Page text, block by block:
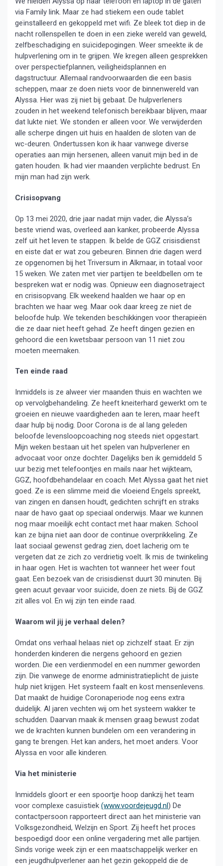
via Family link. Maar ze had stiekem een oude tablet
geïnstalleerd en gekoppeld met wifi. Ze bleek tot diep in de
nacht rollenspellen te doen in een zieke wereld van geweld,
zelfbeschadiging en suïcidepogingen. Weer smeekte ik de
hulpverlening om in te grijpen. We kregen alleen gesprekken
over perspectiefplannen, veiligheidsplannen en
dagstructuur. Allemaal randvoorwaarden die een basis
scheppen, maar ze doen niets voor de binnenwereld van
Alyssa. Hier was zij niet bij gebaat. De hulpverleners
zouden in het weekend telefonisch bereikbaar blijven, maar
dat lukte niet. We stonden er alleen voor. We verwijderden
alle scherpe dingen uit huis en haalden de sloten van de
wc-deuren. Ondertussen kon ik haar vanwege diverse
operaties aan mijn hersenen, alleen vanuit mijn bed in de
gaten houden. Ik had vier maanden verplichte bedrust. En
mijn man had zijn werk.
Crisisopvang
Op 13 mei 2020, drie jaar nadat mijn vader, die Alyssa’s
beste vriend was, overleed aan kanker, probeerde Alyssa
zelf uit het leven te stappen. Ik belde de GGZ crisisdienst
en eiste dat er wat zou gebeuren. Binnen drie dagen werd
ze opgenomen bij het Triversum in Alkmaar, in totaal voor
15 weken. We zaten met vier partijen te beeldbellen om te
bespreken wat er nodig was. Opnieuw een diagnosetraject
en crisisopvang. Elk weekend haalden we haar op en
brachten we haar weg. Maar ook daar kreeg ze niet de
beloofde hulp. We tekenden beschikkingen voor therapieën
die ze daar niet heeft gehad. Ze heeft dingen gezien en
gehoord die een kwetsbaar persoon van 11 niet zou
moeten meemaken.
Ten einde raad
Inmiddels is ze alweer vier maanden thuis en wachten we
op vervolgbehandeling. Ze heeft kneiterhard gewerkt om te
groeien en nieuwe vaardigheden aan te leren, maar heeft
daar hulp bij nodig. Door Corona is de al lang geleden
beloofde levensloopcoaching nog steeds niet opgestart.
Mijn weken bestaan uit het spelen van hulpverlener en
advocaat voor onze dochter. Dagelijks ben ik gemiddeld 5
uur bezig met telefoontjes en mails naar het wijkteam,
GGZ, hoofdbehandelaar en coach. Met Alyssa gaat het niet
goed. Ze is een slimme meid die vloeiend Engels spreekt,
van zingen en dansen houdt, gedichten schrijft en straks
naar de havo gaat op speciaal onderwijs. Maar we kunnen
nog maar moeilijk echt contact met haar maken. School
kan ze bijna niet aan door de continue overprikkeling. Ze
laat sociaal gewenst gedrag zien, doet lacherig om te
vergeten dat ze zich zo verdrietig voelt. Ik mis de twinkeling
in haar ogen. Het is wachten tot wanneer het weer fout
gaat. Een bezoek van de crisisdienst duurt 30 minuten. Bij
geen acuut gevaar voor suïcide, doen ze niets. Bij de GGZ
zit alles vol. En wij zijn ten einde raad.
Waarom wil jij je verhaal delen?
Omdat ons verhaal helaas niet op zichzelf staat. Er zijn
honderden kinderen die nergens gehoord en gezien
worden. Die een verdienmodel en een nummer geworden
zijn. Die vanwege de enorme administratieplicht de juiste
hulp niet krijgen. Het systeem faalt en kost mensenlevens.
Dat maakt de huidige Coronaperiode nog eens extra
duidelijk. Al jaren vechten wij om het systeem wakker te
schudden. Daarvan maak ik mensen graag bewust zodat
we de krachten kunnen bundelen om een verandering in
gang te brengen. Het kan anders, het moet anders. Voor
Alyssa en voor alle kinderen.
Via het ministerie
Inmiddels gloort er een spoortje hoop dankzij het team
voor complexe casuïstiek (www.voordejeugd.nl) De
contactpersoon rapporteert direct aan het ministerie van
Volksgezondheid, Welzijn en Sport. Zij heeft het proces
bespoedigd door een online vergadering met alle partijen.
Sinds vorige week zijn er een maatschappelijk werker en
een jeugdhulpverlener aan het gezin gekoppeld die de